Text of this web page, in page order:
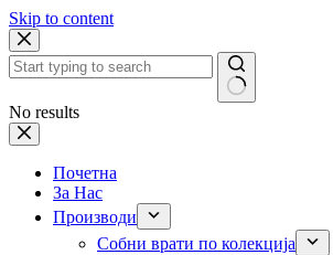
Skip to content
No results
Почетна
За Нас
Производи
Собни врати по колекција